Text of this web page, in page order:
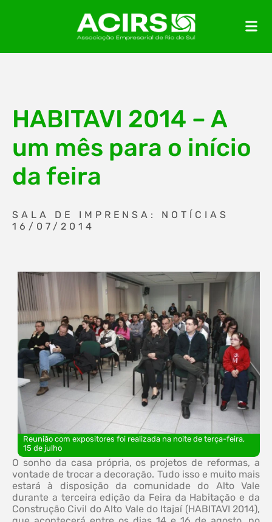
HABITAVI 2014 – A
um mês para o início
da feira
SALA DE IMPRENSA: NOTÍCIAS
16/07/2014
Reunião com expositores foi realizada na noite de terça-feira,
15 de julho
O sonho da casa própria, os projetos de reformas, a
vontade de trocar a decoração. Tudo isso e muito mais
estará à disposição da comunidade do Alto Vale
durante a terceira edição da Feira da Habitação e da
Construção Civil do Alto Vale do Itajaí (HABITAVI 2014),